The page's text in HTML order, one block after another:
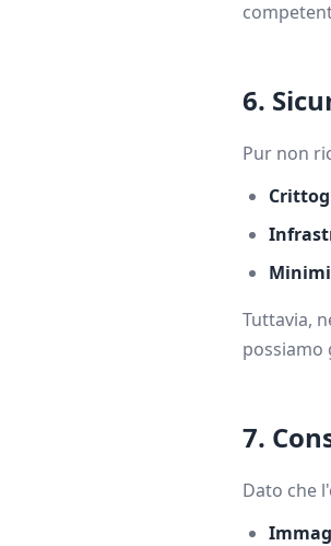
6.
Pur non
Tuttavia,
possiamo
7.
Dato che